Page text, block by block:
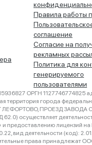
Правила работы
соглашение
Согласие на
рекламных
Политика для
генерируемого
пользователями
ОРГН 1127746774825
территория города
ПРОЕЗД ЗАВОДА
осуществляет
предоставлению лицензий
вид деятельности (код): 2.01.
права принадлежат